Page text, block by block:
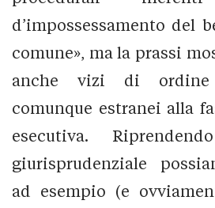
d’impossessamento del
comune», ma la prassi
anche vizi di ordine
comunque estranei alla
esecutiva.
giurisprudenziale
ad esempio (e